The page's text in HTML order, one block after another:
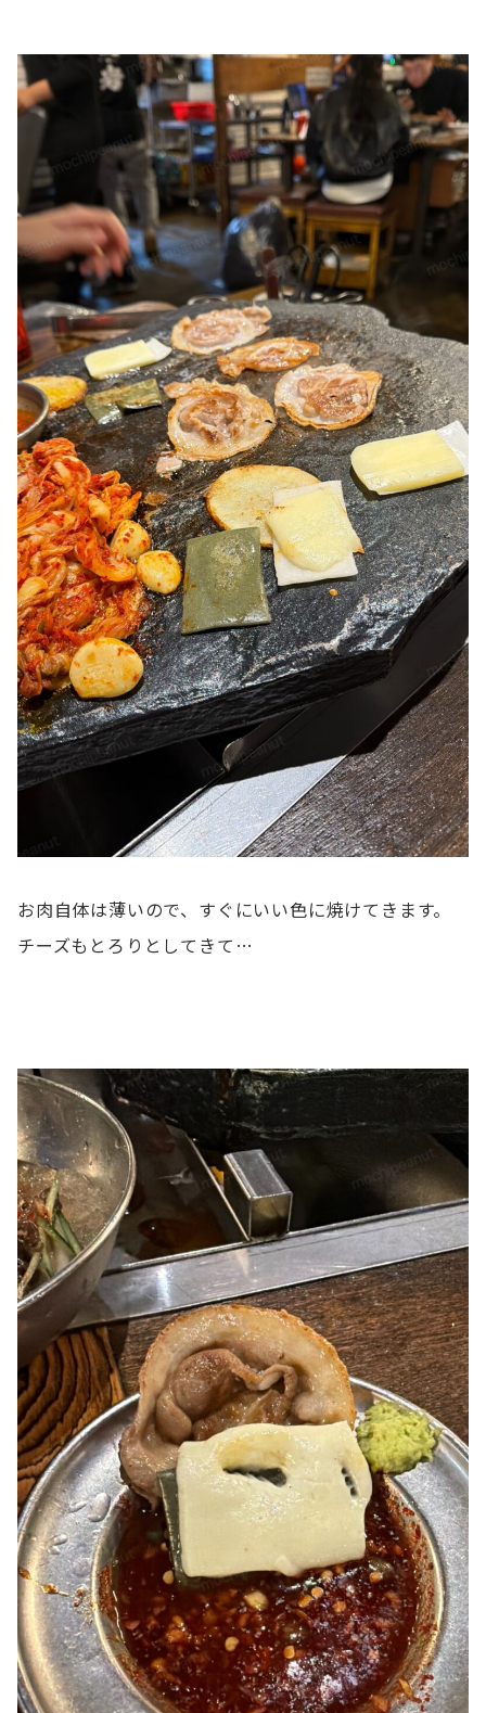
お肉自体は薄いので、すぐにいい色に焼けてきます。
チーズもとろりとしてきて…